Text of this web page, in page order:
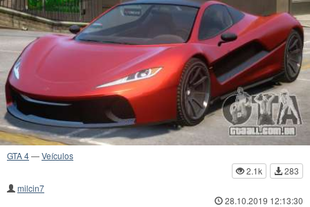
GTA 4—Veículos
2.1k
283
milcin7
28.10.2019 12:13:30